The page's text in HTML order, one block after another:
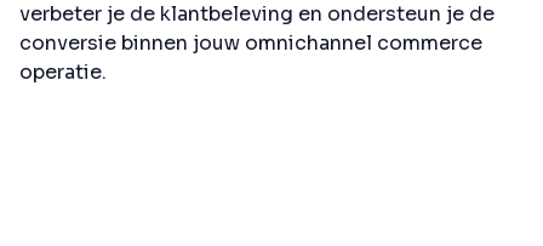
verbeter je de klantbeleving en ondersteun je de
conversie binnen jouw omnichannel commerce
operatie.